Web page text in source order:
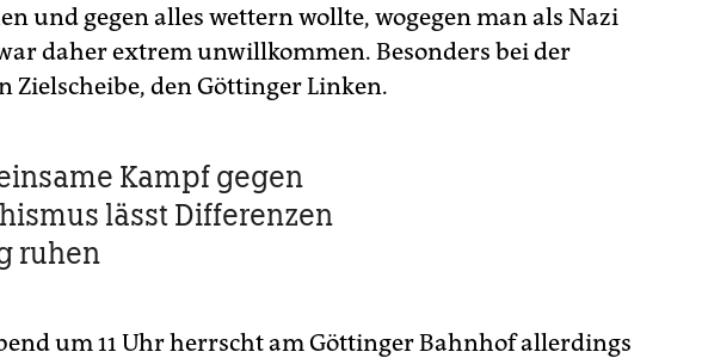
und gegen alles wettern wollte, wogegen man als Nazi
daher extrem unwillkommen. Besonders bei der
Zielscheibe, den Göttinger Linken.
Kampf gegen
lässt Differenzen
ruhen
um 11 Uhr herrscht am Göttinger Bahnhof allerdings